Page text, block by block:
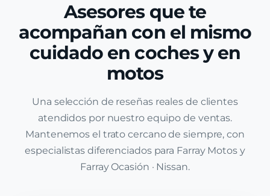
Asesores que te
acompañan con el mismo
cuidado en coches y en
motos
Una selección de reseñas reales de clientes
atendidos por nuestro equipo de ventas.
Mantenemos el trato cercano de siempre, con
especialistas diferenciados para Farray Motos y
Farray Ocasión · Nissan.